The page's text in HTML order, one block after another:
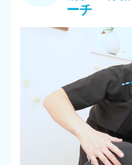
ーチ